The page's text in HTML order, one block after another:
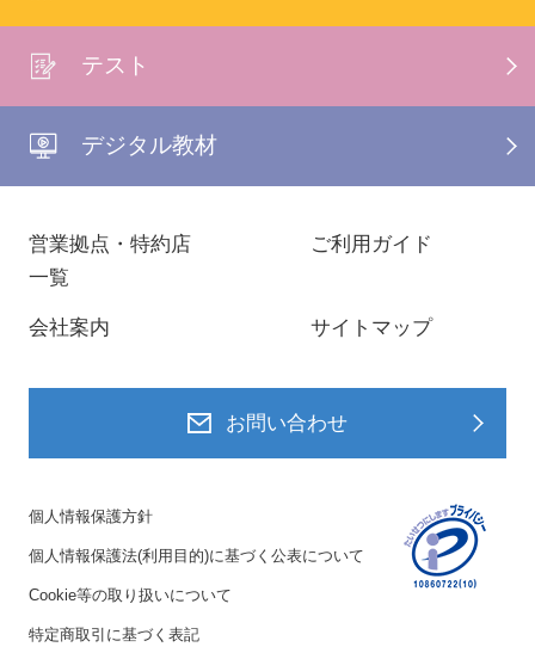
テスト
デジタル教材
営業拠点・特約店
一覧
ご利用ガイド
会社案内 サイトマップ
お問い合わせ
個人情報保護方針
個人情報保護法(利用目的)に基づく公表について
Cookie等の取り扱いについて
特定商取引に基づく表記